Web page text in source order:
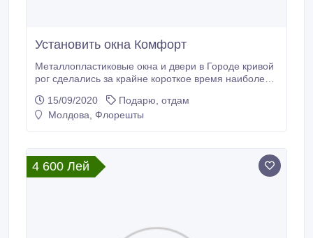
Установить окна Комфорт
Металлопластиковые окна и двери в Городе кривой
рог сделались за крайне короткое время наиболее
инженерных и для офиса квартир. Выяснить про
абсолютно все плюсы ПВХ окон, их расценку и где
15/09/2020
Подарю, отдам
Молдова, Флорешты
4 600 Лей